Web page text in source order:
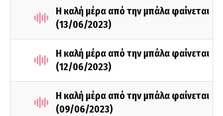
Η καλή μέρα από την μπάλα φαίνεται
(13/06/2023)
Η καλή μέρα από την μπάλα φαίνεται
(12/06/2023)
Η καλή μέρα από την μπάλα φαίνεται
(09/06/2023)